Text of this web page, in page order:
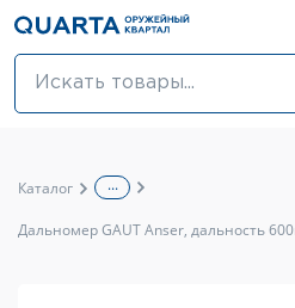
Оптовикам
Каталог ...
Дальномер GAUT Anser, дальность